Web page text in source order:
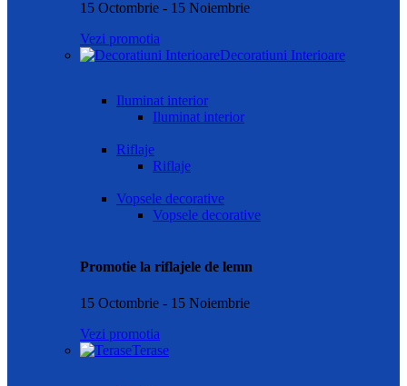
15 Octombrie - 15 Noiembrie
Vezi promotia
Decoratiuni Interioare
Iluminat interior
Iluminat interior
Riflaje
Riflaje
Vopsele decorative
Vopsele decorative
Promotie la riflajele de lemn
15 Octombrie - 15 Noiembrie
Vezi promotia
Terase